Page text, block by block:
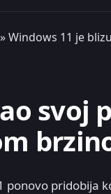
»Windows 11 je
svoj
ponovo pridobija